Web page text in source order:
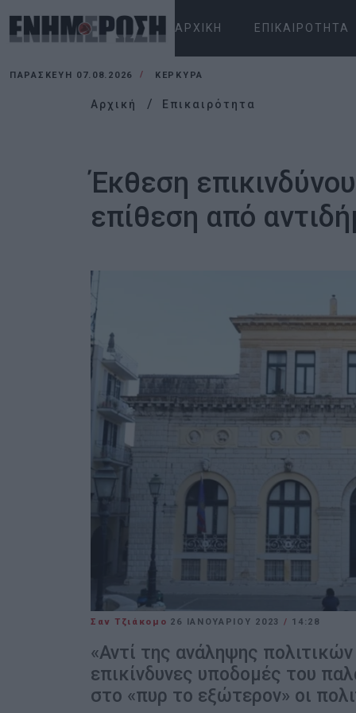
ΑΡΧΙΚΉ ΕΠΙΚΑΙΡΌΤΗΤΑ
ΠΑΡΑΣΚΕΥΉ 07.08.2026 ΚΕΡΚΥΡΑ
Αρχική Επικαιρότητα
Έκθεση
επίθεση από
Σαν Τζιάκομο 26 ΙΑΝΟΥΑΡΊΟΥ 2023 / 14:28
«Αντί της ανάληψης
επικίνδυνες υποδομές του
στο «πυρ το εξώτερον» οι